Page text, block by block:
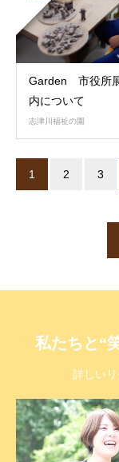
Garden 市役所
内について
志津川福祉の園
1 2 3
私たちと“
詳しいリ